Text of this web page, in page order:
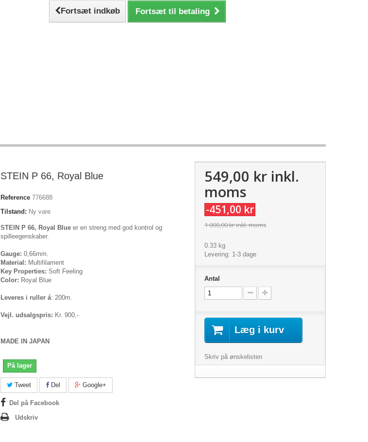
Fortsæt indkøb Fortsæt til betaling
STEIN P 66, Royal Blue
Reference 776688
Tilstand: Ny vare
STEIN P 66, Royal Blue er en streng med god kontrol og
spilleegenskaber.
Gauge: 0,66mm.
Material: Multifilament
Key Properties: Soft Feeling
Color: Royal Blue
Leveres i ruller á: 200m.
Vejl. udsalgspris: Kr. 900,-
MADE IN JAPAN
På lager
Tweet Del Google+
Del på Facebook
Udskriv
549,00 krinkl.
moms
-451,00 kr
1 000,00 krinkl. moms
0.33 kg
Levering: 1-3 dage
Antal
Læg i kurv
Skriv på ønskelisten